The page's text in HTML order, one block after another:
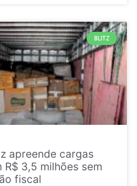
BLITZ
apreende cargas
R$ 3,5 milhões sem
fiscal